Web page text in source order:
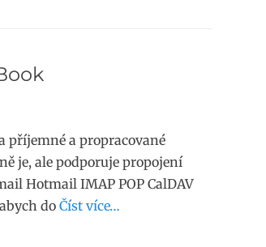
příjemné a propracované
je, ale podporuje propojení
Hotmail IMAP POP CalDAV
do Číst více…